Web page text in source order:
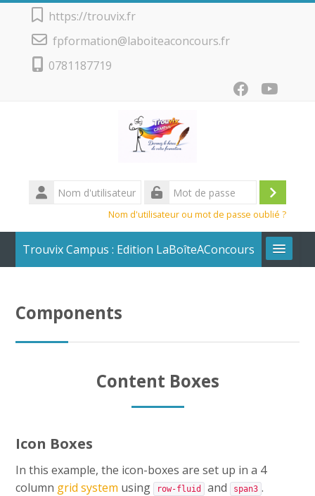
Passer au contenu principal
https://trouvix.fr
fpformation@laboiteaconcours.fr
0781187719
Nom
d'utilisateur
Nom d'utilisateur ou mot de passe oublié ?
Trouvix Campus : Edition LaBoîteAConcours
CAP AEPE
Vers Trouvix
Components
Content Boxes
Icon Boxes
In this example, the icon-boxes are set up in a 4
column grid system using row-fluid and span3 .